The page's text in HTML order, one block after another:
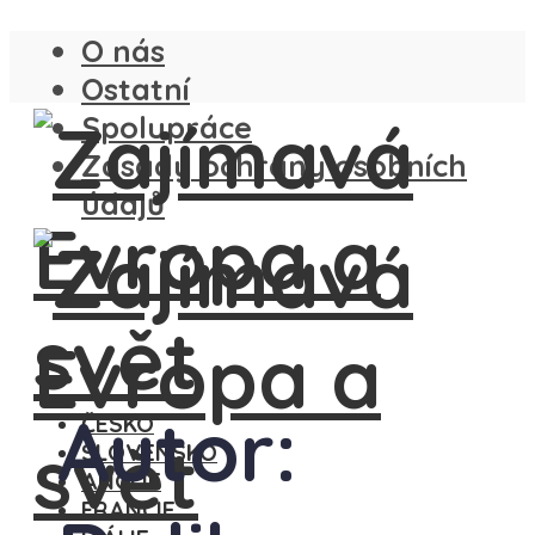
O nás
Ostatní
Spolupráce
Zásady ochrany osobních
údajů
ČESKO
SLOVENSKO
ANGLIE
FRANCIE
Autor: